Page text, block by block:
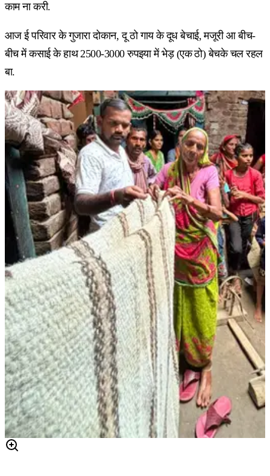
काम ना करी.
आज ई परिवार के गुजारा दोकान, दू ठो गाय के दूध बेचाई, मजूरी आ बीच-
बीच में कसाई के हाथ 2500-3000 रुपइया में भेड़ (एक ठो) बेचके चल रहल
बा.